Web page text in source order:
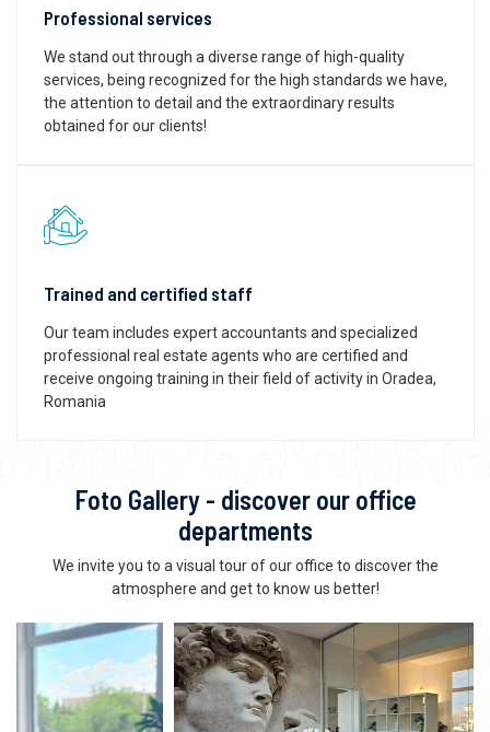
Professional services
We stand out through a diverse range of high-quality
services, being recognized for the high standards we have,
the attention to detail and the extraordinary results
obtained for our clients!
Trained and certified staff
Our team includes expert accountants and specialized
professional real estate agents who are certified and
receive ongoing training in their field of activity in Oradea,
Romania
Foto Gallery - discover our office
departments
We invite you to a visual tour of our office to discover the
atmosphere and get to know us better!